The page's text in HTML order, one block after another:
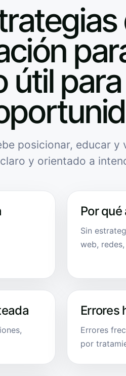
útil
posicionar, educar y
y orientado a
Por
Sin
web,
Errores
Errores
por